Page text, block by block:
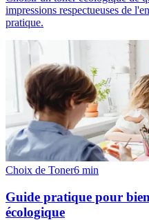
impressions respectueuses de
pratique.
Choix de Toner6 min
Guide pratique pour
écologique